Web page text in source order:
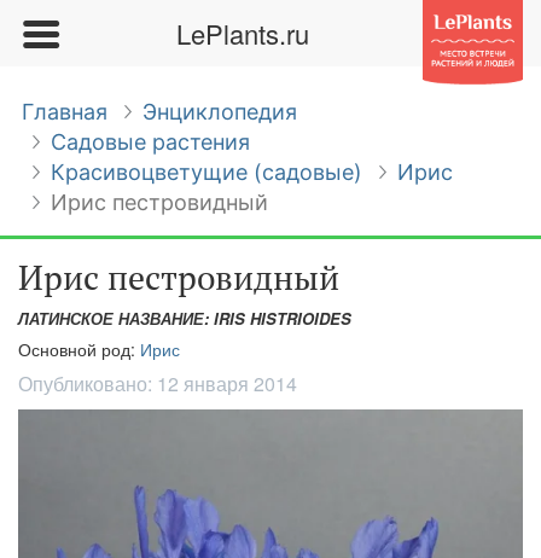
LePlants.ru
Главная
Энциклопедия
Садовые растения
Красивоцветущие (садовые)
Ирис
Ирис пестровидный
Ирис пестровидный
ЛАТИНСКОЕ НАЗВАНИЕ: IRIS HISTRIOIDES
Основной род: Ирис
Опубликовано: 12 января 2014